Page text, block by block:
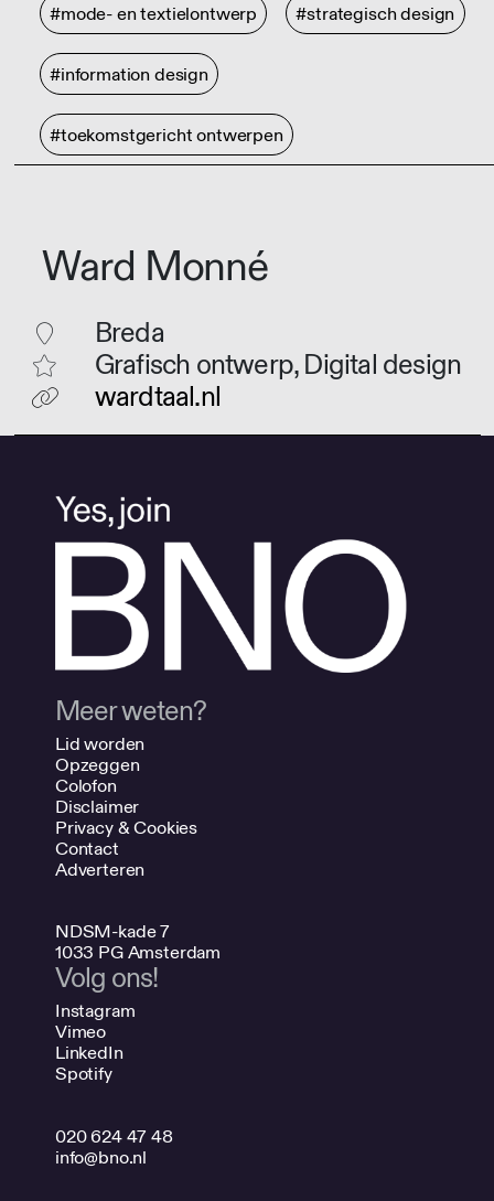
#mode- en textielontwerp #strategisch design
#information design
#toekomstgericht ontwerpen
Ward Monné
Breda
Grafisch ontwerp, Digital design
wardtaal.nl
Meer weten?
Lid worden
Opzeggen
Colofon
Disclaimer
Privacy & Cookies
Contact
Adverteren
NDSM-kade 7
1033 PG Amsterdam
Volg ons!
Instagram
Vimeo
LinkedIn
Spotify
020 624 47 48
info@bno.nl